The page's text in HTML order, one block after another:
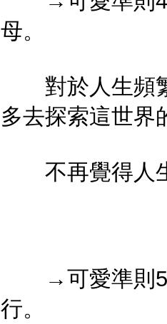
母。
對於人生頻繁
多去探索這世界
不再覺得人
→可愛準則5
行。